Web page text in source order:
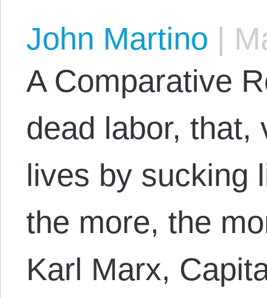
John Martino |
A Comparative
dead labor, that,
lives by sucking
the more, the
Karl Marx,